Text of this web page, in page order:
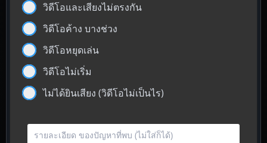
วิดีโอและเสียงไม่ตรงกัน
วิดีโอค้าง บางช่วง
วิดีโอหยุดเล่น
วิดีโอไม่เริ่ม
ไม่ได้ยินเสียง (วิดีโอไม่เป็นไร)